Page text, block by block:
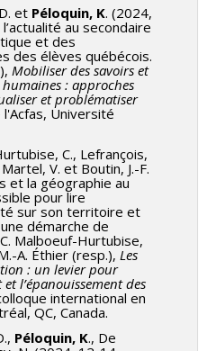
et Péloquin, K. (2024,
au secondaire
et des
des élèves québécois.
Mobiliser des savoirs et
humaines : approches
et problématiser
Université
C., Lefrançois,
V. et Boutin, J.-F.
et la géographie au
pour lire
sur son territoire et
démarche de
Malboeuf-Hurtubise,
A. Éthier (resp.), Les
: un levier pour
l’épanouissement des
international en
QC, Canada.
Péloquin, K., De